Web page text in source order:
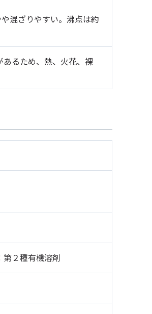
混ざりやすい。沸点は約
るため、熱、火花、裸
２種有機溶剤